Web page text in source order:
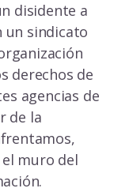
disidente a
un sindicato
derechos de
agencias de
de la
muro del